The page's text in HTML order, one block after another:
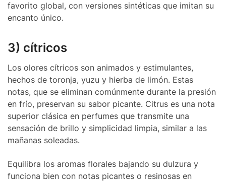
favorito global, con versiones sintéticas que imitan su
encanto único.
3) cítricos
Los olores cítricos son animados y estimulantes,
hechos de toronja, yuzu y hierba de limón. Estas
notas, que se eliminan comúnmente durante la presión
en frío, preservan su sabor picante. Citrus es una nota
superior clásica en perfumes que transmite una
sensación de brillo y simplicidad limpia, similar a las
mañanas soleadas.
Equilibra los aromas florales bajando su dulzura y
funciona bien con notas picantes o resinosas en